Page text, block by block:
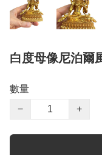
白度母像尼泊爾
數量
−
+